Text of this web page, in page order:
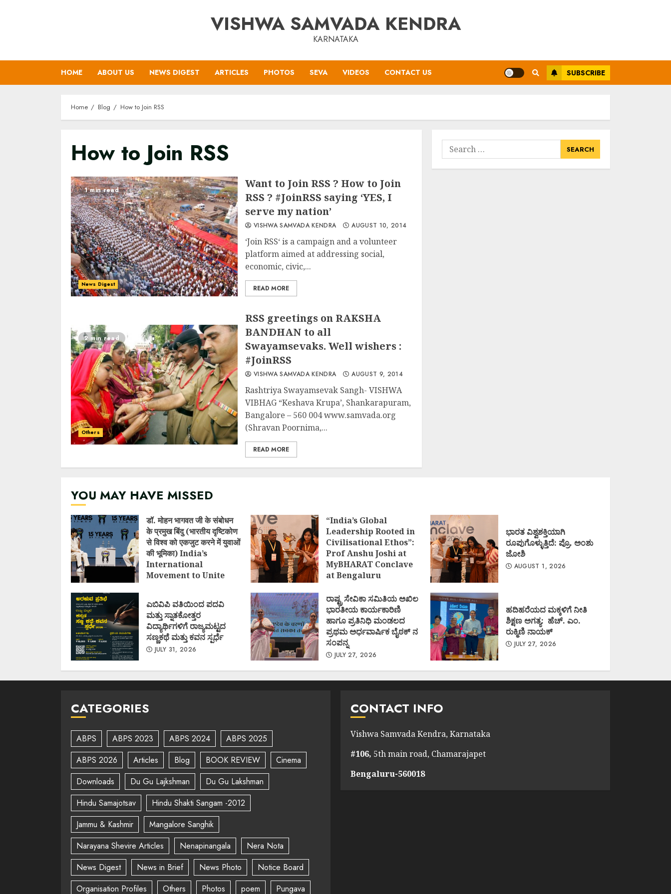
VISHWA SAMVADA KENDRA
KARNATAKA
HOME ABOUT US NEWS DIGEST ARTICLES PHOTOS SEVA VIDEOS CONTACT US SUBSCRIBE
Home Blog How to Join RSS
How to Join RSS
1 min read
News Digest
Want to Join RSS ? How to Join
RSS ? #JoinRSS saying ‘YES, I
serve my nation’
VISHWA SAMVADA KENDRA AUGUST 10, 2014
‘Join RSS‘ is a campaign and a volunteer
platform aimed at addressing social,
economic, civic,...
READ MORE
2 min read
Others
RSS greetings on RAKSHA
BANDHAN to all
Swayamsevaks. Well wishers :
#JoinRSS
VISHWA SAMVADA KENDRA AUGUST 9, 2014
Rashtriya Swayamsevak Sangh- VISHWA
VIBHAG “Keshava Krupa’, Shankarapuram,
Bangalore – 560 004 www.samvada.org
(Shravan Poornima,...
READ MORE
Search
for:
YOU MAY HAVE MISSED
डॉ. मोहन भागवत जी के संबोधन
के प्रमुख बिंदु (भारतीय दृष्टिकोण
से विश्व को एकजुट करने में युवाओं
की भूमिका) India’s
International
Movement to Unite
AUGUST 7, 2026
“India’s Global
Leadership Rooted in
Civilisational Ethos”:
Prof Anshu Joshi at
MyBHARAT Conclave
at Bengaluru
ಭಾರತ ವಿಶ್ವಶಕ್ತಿಯಾಗಿ
ರೂಪುಗೊಳ್ಳುತ್ತಿದೆ: ಪ್ರೊ. ಅಂಶು
ಜೋಶಿ
AUGUST 1, 2026
ಎಬಿವಿಪಿ ವತಿಯಿಂದ ಪದವಿ
ಮತ್ತು ಸ್ನಾತಕೋತ್ತರ
ವಿದ್ಯಾರ್ಥಿಗಳಿಗೆ ರಾಜ್ಯಮಟ್ಟದ
ಸಣ್ಣಕಥೆ ಮತ್ತು ಕವನ ಸ್ಪರ್ಧೆ
JULY 31, 2026
ರಾಷ್ಟ್ರ ಸೇವಿಕಾ ಸಮಿತಿಯ ಅಖಿಲ
ಭಾರತೀಯ ಕಾರ್ಯಕಾರಿಣಿ
ಹಾಗೂ ಪ್ರತಿನಿಧಿ ಮಂಡಲದ
ಪ್ರಥಮ ಅರ್ಧವಾರ್ಷಿಕ ಬೈಠಕ್ ನ
ಸಂಪನ್ನ
JULY 27, 2026
ಹದಿಹರೆಯದ ಮಕ್ಕಳಿಗೆ ನೀತಿ
ಶಿಕ್ಷಣ ಅಗತ್ಯ: ಹೆಚ್. ಎಂ.
ರುಕ್ಮಿಣಿ ನಾಯಕ್
JULY 27, 2026
CATEGORIES
ABPS ABPS 2023 ABPS 2024
ABPS 2025
ABPS 2026
Articles Blog BOOK REVIEW
Cinema
Downloads
Du Gu Lajkshman
Du Gu Lakshman
Hindu Samajotsav
Hindu Shakti Sangam -2012
Jammu & Kashmir
Mangalore Sanghik
Narayana Shevire Articles
Nenapinangala
Nera Nota
News Digest
News in Brief News Photo
Notice Board
Organisation Profiles
Others Photos poem Pungava
CONTACT INFO
Vishwa Samvada Kendra, Karnataka
#106, 5th main road, Chamarajapet
Bengaluru-560018